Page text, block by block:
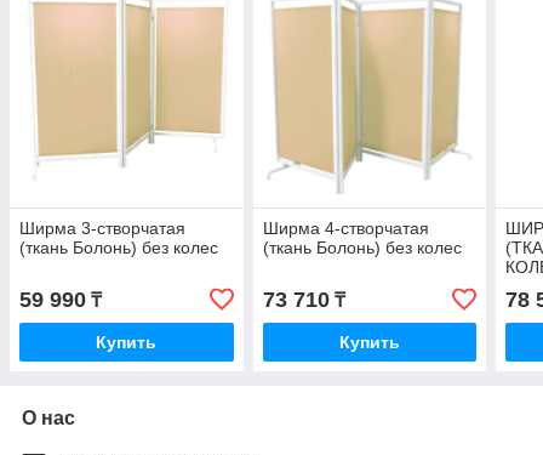
Ширма 3-створчатая
(ткань Болонь) без колес
59 990 ₸
Купить
Ширма 4-створчатая
(ткань Болонь) без колес
73 710₸
Купить
78
О нас